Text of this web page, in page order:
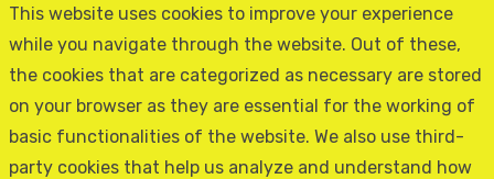
This website uses cookies to improve your experience
while you navigate through the website. Out of these,
the cookies that are categorized as necessary are stored
on your browser as they are essential for the working of
basic functionalities of the website. We also use third-
party cookies that help us analyze and understand how